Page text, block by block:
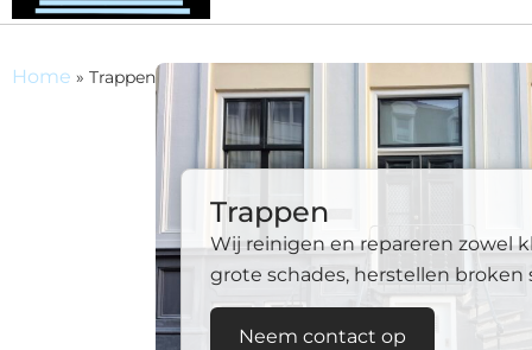
Home » Trappen
Trappen
Wij reinigen en repareren zowel
grote schades, herstellen
Neem contact op